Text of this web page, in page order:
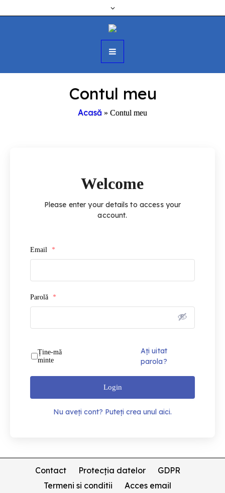
Contul meu
Acasă » Contul meu
Welcome
Please enter your details to access your
account.
Email *
Parolă *
Ține-mă
minte
Ați uitat
parola?
Login
Nu aveți cont? Puteți crea unul aici.
Contact Protecția datelor
GDPR
Termeni si conditii
Acces email